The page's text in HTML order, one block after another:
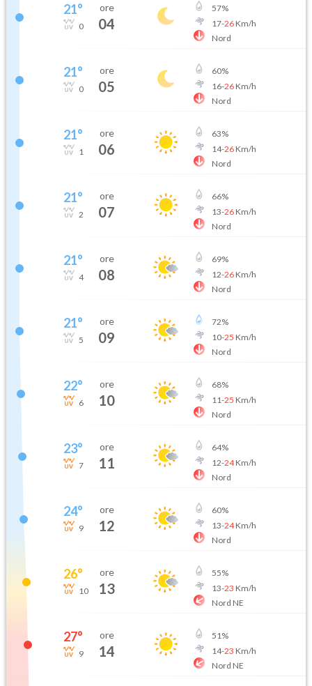
21°
0
ore
04
57%
17-26Km/h
Nord
21°
0
ore
05
60%
16-26Km/h
Nord
21°
1
ore
06
63%
14-26Km/h
Nord
21°
2
ore
07
66%
13-26Km/h
Nord
21°
4
ore
08
69%
12-26Km/h
Nord
21°
5
ore
09
72%
10-25 Km/h
Nord
22°
6
ore
10
68%
11-25 Km/h
Nord
23°
7
ore
11
64%
12-24Km/h
Nord
24°
9
ore
12
60%
13-24Km/h
Nord
26°
10
ore
13
55%
13-23 Km/h
Nord NE
27°
9
ore
14
51%
14-23 Km/h
Nord NE